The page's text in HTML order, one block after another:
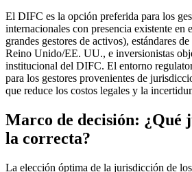
El DIFC es la opción preferida para los
internacionales con presencia existente en
grandes gestores de activos), estándares
Reino Unido/EE. UU., e inversionistas
institucional del DIFC. El entorno
para los gestores provenientes de
que reduce los costos legales y la
Marco de decisión: ¿Qué
la correcta?
La elección óptima de la jurisdicción de